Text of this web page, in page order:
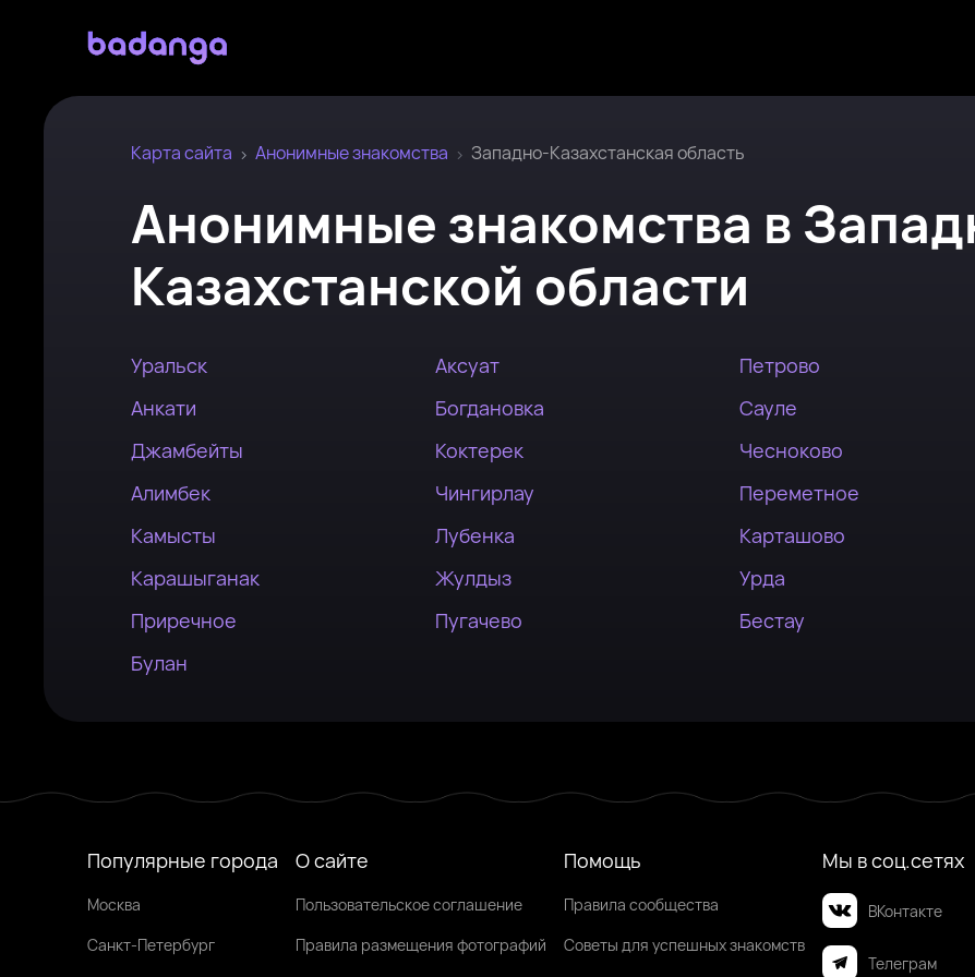
Карта сайта Анонимные знакомства Западно-Казахстанская область
Анонимные знакомства в
Казахстанской области
Уральск Аксуат Петрово
Анкати
Богдановка Сауле
Джамбейты
Коктерек Чесноково
Алимбек
Чингирлау Переметное
Камысты
Лубенка Карташово
Карашыганак
Жулдыз Урда
Приречное
Пугачево Бестау
Булан
Популярные города
Москва
Санкт-Петербург
О сайте
Пользовательское соглашение
Правила размещения фотографий
Помощь
Правила сообщества
Советы для успешных знакомств
Мы в соц.сетях
ВКонтакте
Телеграм